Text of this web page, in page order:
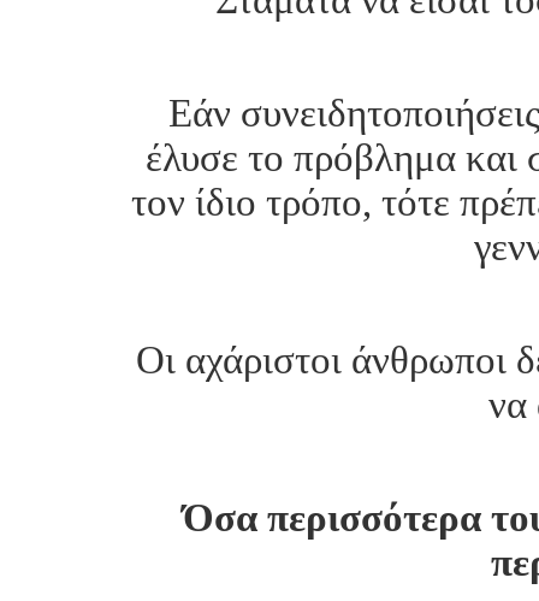
Εάν
έλυσε το πρόβλημα και
τον ίδιο τρόπο, τότε
Οι αχάριστοι άνθρωποι
να
Όσα περισσότερα